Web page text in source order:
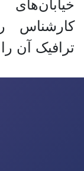
کارشناس
ترافیک آن